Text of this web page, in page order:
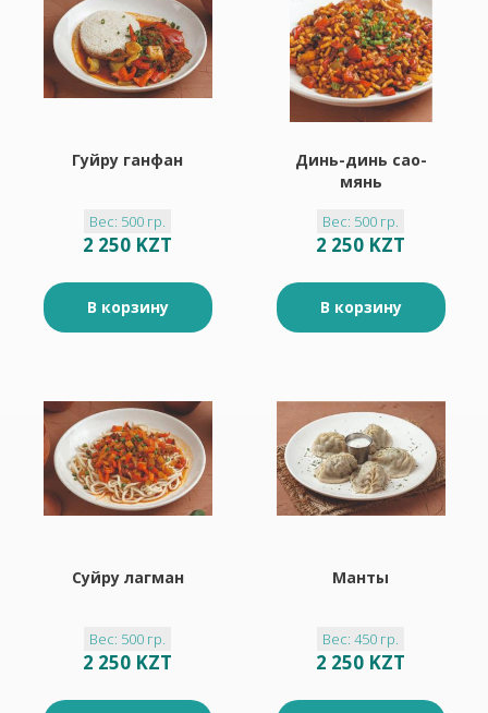
Гуйру ганфан
Вес: 500 гр.
2 250 KZT
В корзину
Динь-динь сао-
мянь
Вес: 500 гр.
2 250 KZT
В корзину
Суйру лагман
Вес: 500 гр.
2 250 KZT
Манты
Вес: 450 гр.
2 250 KZT